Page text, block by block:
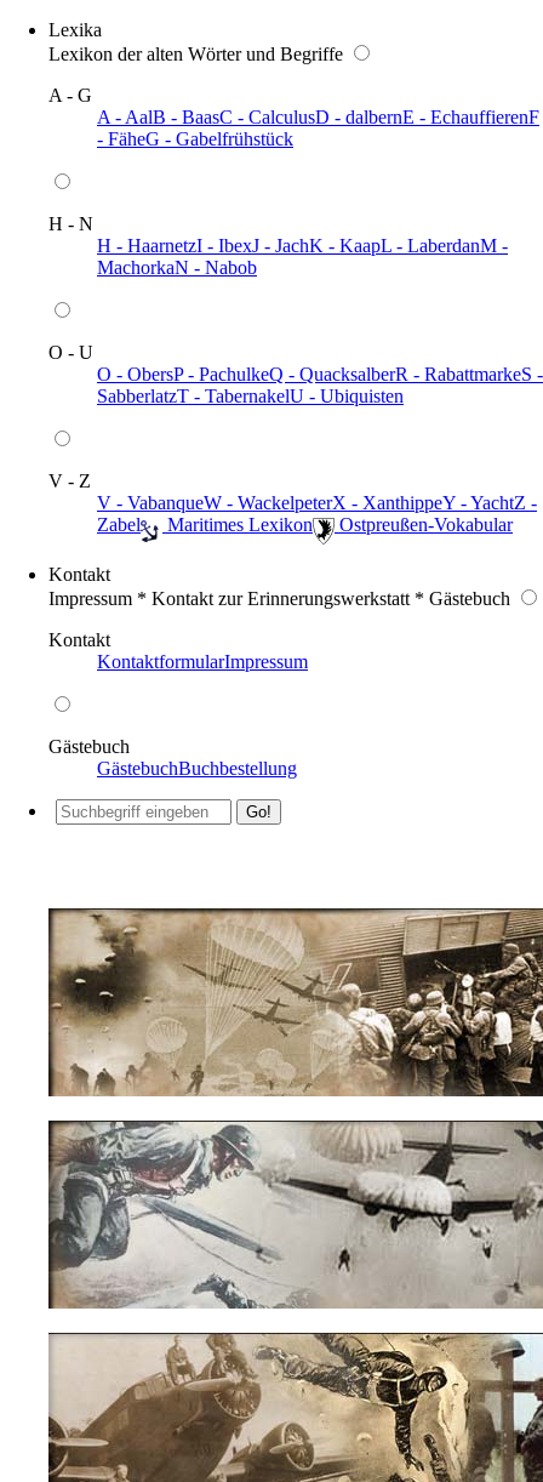
Lexika
Lexikon der alten Wörter und Begriffe
A - G
A - AalB - BaasC - CalculusD - dalbernE - EchauffierenF
- FäheG - Gabelfrühstück
H - N
H - HaarnetzI - IbexJ - JachK - KaapL - LaberdanM -
MachorkaN - Nabob
O - U
O - ObersP - PachulkeQ - QuacksalberR - RabattmarkeS -
SabberlatzT - TabernakelU - Ubiquisten
V - Z
V - VabanqueW - WackelpeterX - XanthippeY - YachtZ -
Zabel
️ Maritimes Lexikon ️ Ostpreußen-Vokabular
Kontakt
Impressum * Kontakt zur Erinnerungswerkstatt * Gästebuch
Kontakt
KontaktformularImpressum
Gästebuch
GästebuchBuchbestellung